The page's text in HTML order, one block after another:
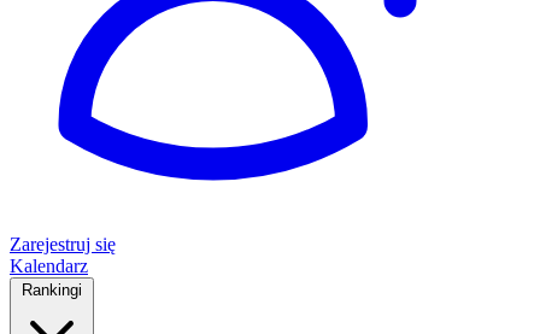
Zarejestruj się
Kalendarz
Rankingi